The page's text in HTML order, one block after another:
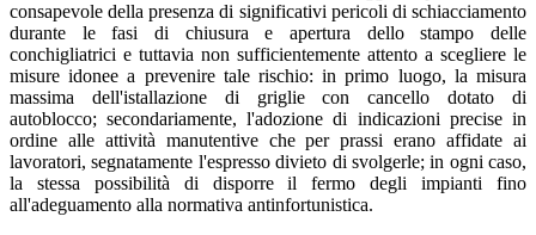
consapevole della presenza di significativi pericoli di schiacciamento
durante le fasi di chiusura e apertura dello stampo delle
conchigliatrici e tuttavia non sufficientemente attento a scegliere le
misure idonee a prevenire tale rischio: in primo luogo, la misura
massima dell'istallazione di griglie con cancello dotato di
autoblocco; secondariamente, l'adozione di indicazioni precise in
ordine alle attività manutentive che per prassi erano affidate ai
lavoratori, segnatamente l'espresso divieto di svolgerle; in ogni caso,
la stessa possibilità di disporre il fermo degli impianti fino
all'adeguamento alla normativa antinfortunistica.